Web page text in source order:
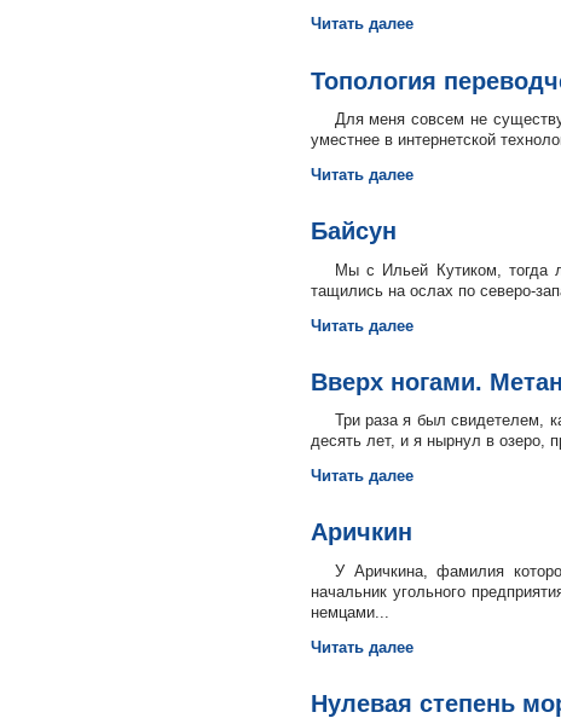
Читать далее
Топология
Для меня совсем не
уместнее в интернетской
Читать далее
Байсун
Мы с Ильей Кутиком, тогда
тащились на ослах по северо-
Читать далее
Вверх ногами.
Три раза я был свидетелем,
десять лет, и я нырнул в озеро,
Читать далее
Аричкин
У Аричкина, фамилия
начальник угольного
немцами...
Читать далее
Нулевая степень